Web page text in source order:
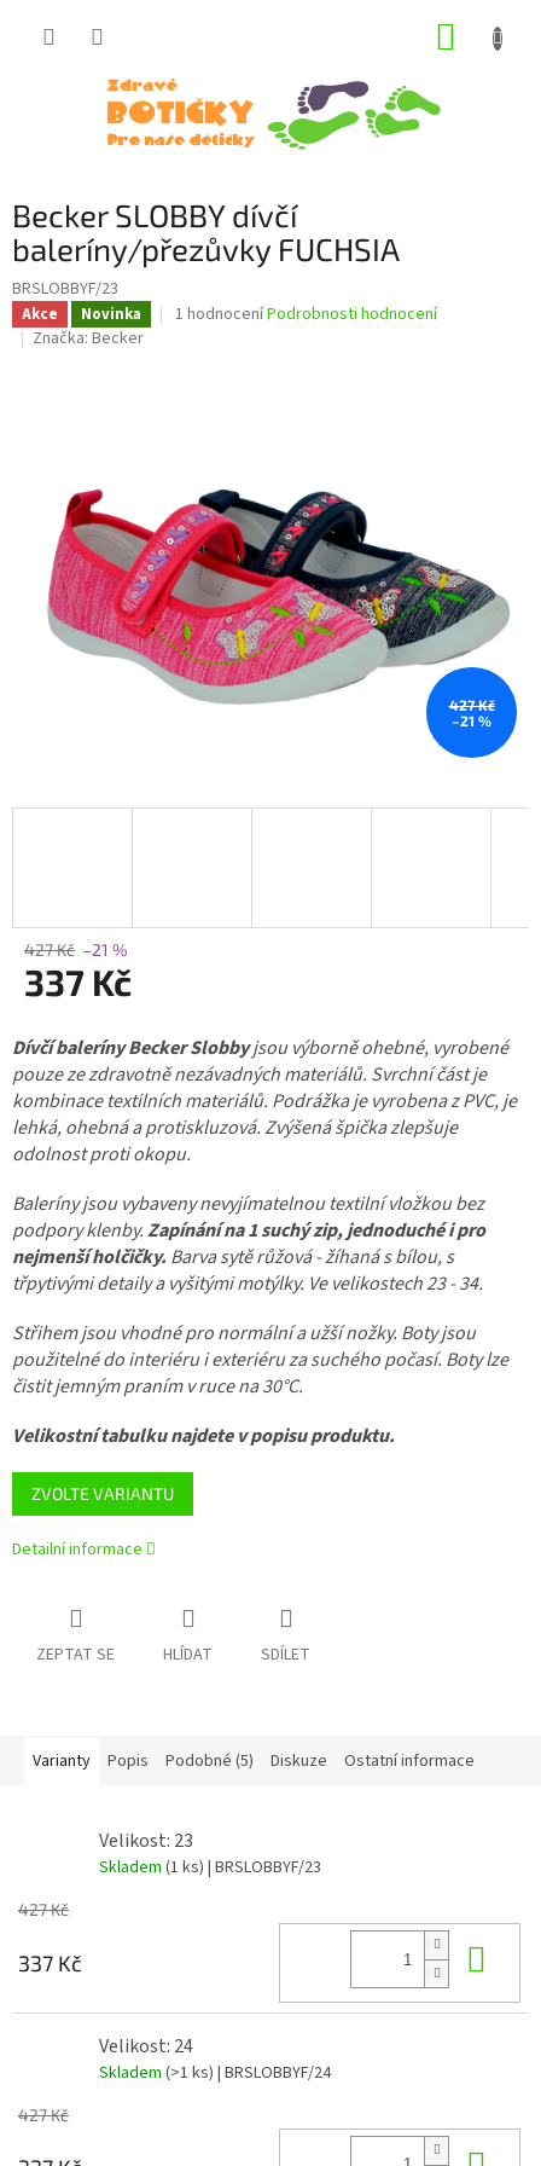
Becker SLOBBY dívčí
baleríny/přezůvky FUCHSIA
BRSLOBBYF/23
Akce Novinka
Průměrné
1 hodnoceníPodrobnosti hodnocení
Značka: Becker
427 Kč
–21 %
427 Kč –21 %
337 Kč
cena:
ZVOLTE VARIANTU
Dívčí baleríny Becker Slobbyjsou výborně ohebné, vyrobené
pouze ze zdravotně nezávadných materiálů. Svrchní část je
kombinace textilních materiálů. Podrážka je vyrobena z PVC, je
lehká, ohebná a protiskluzová. Zvýšená špička zlepšuje
odolnost proti okopu.
Baleríny jsou vybaveny nevyjímatelnou textilní vložkou bez
podpory klenby.Zapínání na 1 suchý zip, jednoduché i pro
nejmenší holčičky.Barva sytě růžová - žíhaná s bílou, s
třpytivými detaily a vyšitými motýlky. Ve velikostech 23 - 34.
Střihem jsou vhodné pro normální a užší nožky. Boty jsou
použitelné do interiéru i exteriéru za suchého počasí. Boty lze
čistit jemným praním v ruce na 30°C.
Velikostní tabulku najdete v popisu produktu.
Detailní informace
ZEPTAT SE HLÍDAT SDÍLET
Varianty Popis Podobné (5) Diskuze Ostatní informace
Velikost: 23
Skladem (1 ks) | BRSLOBBYF/23
427 Kč
337 Kč
Velikost: 24
Skladem (>1 ks) | BRSLOBBYF/24
427 Kč